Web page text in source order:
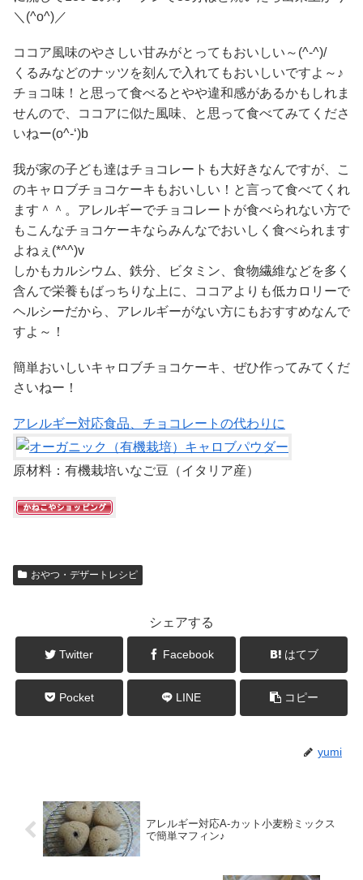
＼(^o^)／
ココア風味のやさしい甘みがとってもおいしい～(^-^)/
くるみなどのナッツを刻んで入れてもおいしいですよ～♪
チョコ味！と思って食べるとやや違和感があるかもしれま
せんので、ココアに似た風味、と思って食べてみてくださ
いねー(o^-‘)b
我が家の子ども達はチョコレートも大好きなんですが、こ
のキャロブチョコケーキもおいしい！と言って食べてくれ
ます＾＾。アレルギーでチョコレートが食べられない方で
もこんなチョコケーキならみんなでおいしく食べられます
よねぇ(*^^)v
しかもカルシウム、鉄分、ビタミン、食物繊維などを多く
含んで栄養もばっちりな上に、ココアよりも低カロリーで
ヘルシーだから、アレルギーがない方にもおすすめなんで
すよ～！
簡単おいしいキャロブチョコケーキ、ぜひ作ってみてくだ
さいねー！
アレルギー対応食品、チョコレートの代わりに
原材料：有機栽培いなご豆（イタリア産）
おやつ・デザートレシピ
シェアする
Twitter Facebook はてブ
Pocket LINE コピー
yumi
アレルギー対応A-カット小麦粉ミックス
で簡単マフィン♪